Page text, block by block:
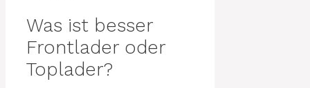
Was ist besser
Frontlader oder
Toplader?